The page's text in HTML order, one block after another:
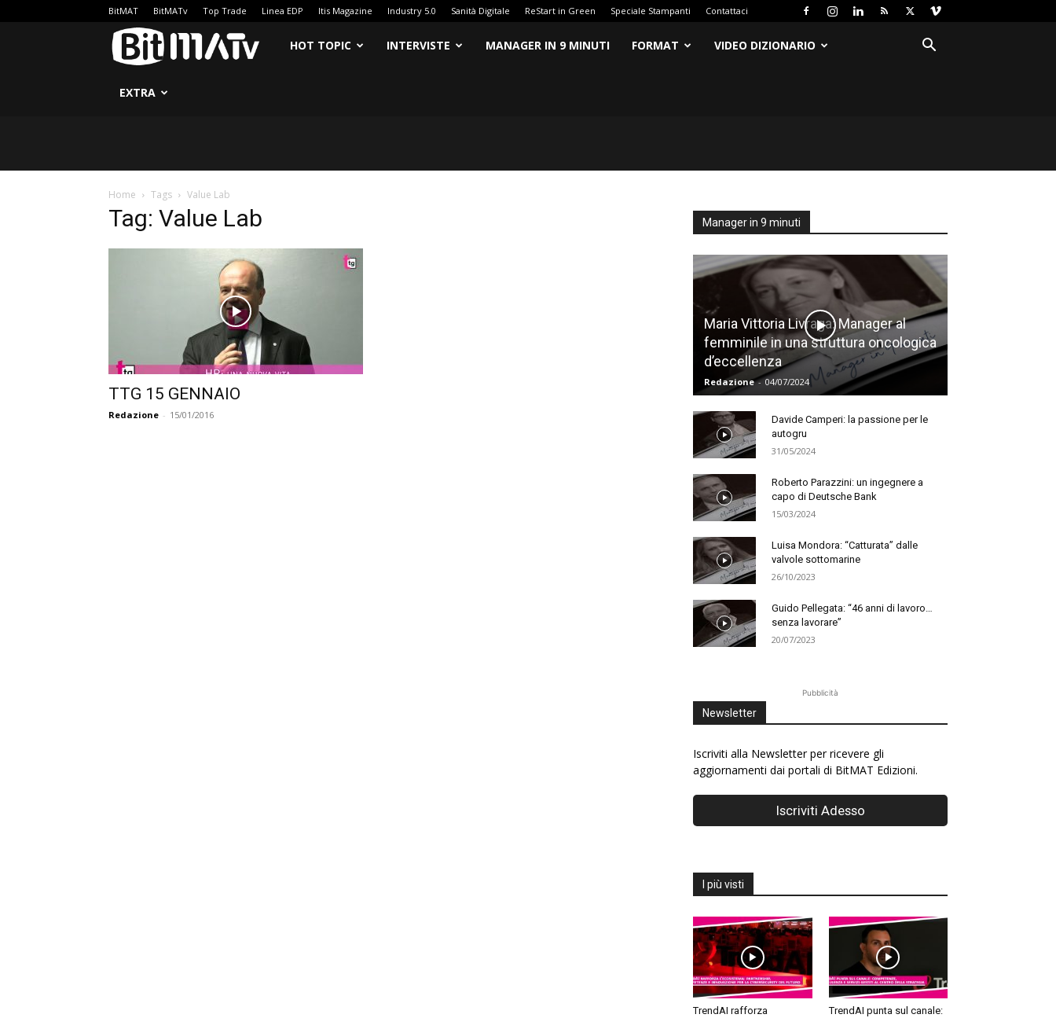
BitMAT BitMATv Top Trade Linea EDP Itis Magazine Industry 5.0 Sanità Digitale ReStart in Green Speciale Stampanti Contattaci
BitMATv
HOT TOPIC INTERVISTE MANAGER IN 9 MINUTI FORMAT VIDEO DIZIONARIO
EXTRA
Home Tags Value Lab
Tag: Value Lab
TTG 15 GENNAIO
Redazione - 15/01/2016
Manager in 9 minuti
Maria Vittoria Livraga: Manager al
femminile in una struttura oncologica
d’eccellenza
Redazione - 04/07/2024
Davide Camperi: la passione per le
autogru
31/05/2024
Roberto Parazzini: un ingegnere a
capo di Deutsche Bank
15/03/2024
Luisa Mondora: “Catturata” dalle
valvole sottomarine
26/10/2023
Guido Pellegata: “46 anni di lavoro…
senza lavorare”
20/07/2023
Pubblicità
Newsletter
Iscriviti alla Newsletter per ricevere gli
aggiornamenti dai portali di BitMAT Edizioni.
I più visti
TrendAI rafforza
TrendAI punta sul canale: